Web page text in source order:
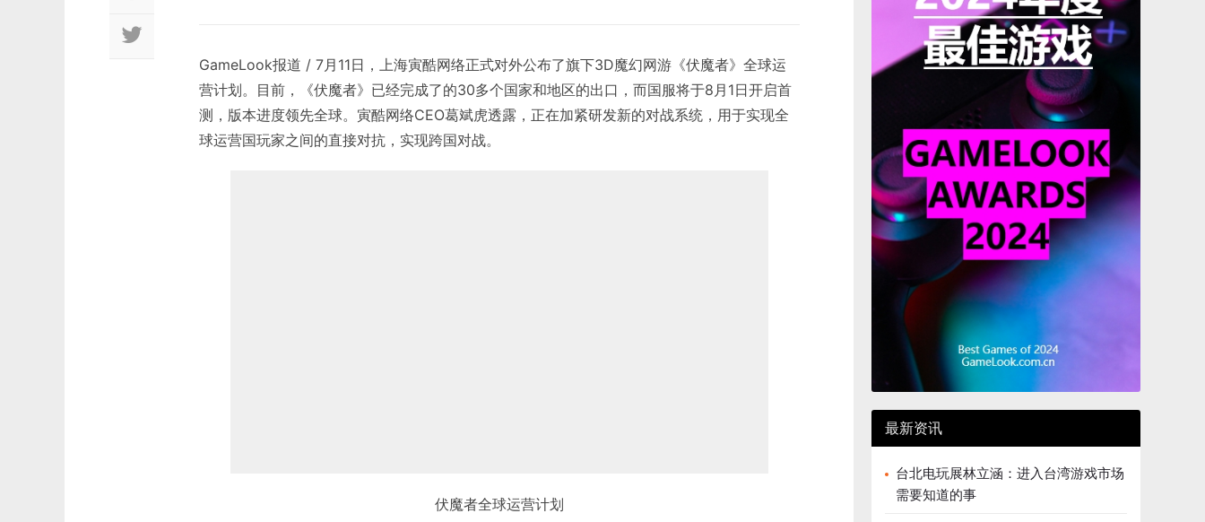
GameLook报道 / 7月11日，上海寅酷网络正式对外公布了旗下3D魔幻网游《伏魔者》全球运
营计划。目前，《伏魔者》已经完成了的30多个国家和地区的出口，而国服将于8月1日开启首
测，版本进度领先全球。寅酷网络CEO葛斌虎透露，正在加紧研发新的对战系统，用于实现全
球运营国玩家之间的直接对抗，实现跨国对战。
伏魔者全球运营计划
最新资讯
台北电玩展林立涵：进入台湾游戏市场
需要知道的事